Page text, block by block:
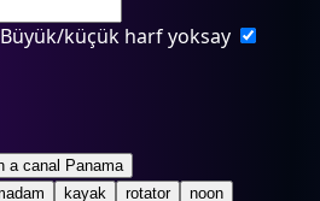
Büyük/küçük harf yoksay
a canal Panama
kayak rotator noon